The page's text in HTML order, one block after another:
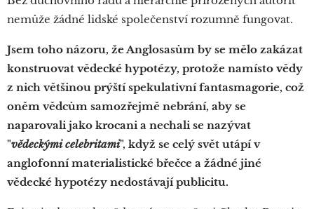
nemůže žádné lidské společenství rozumně fungovat.
Jsem toho názoru, že Anglosasům by se mělo zakázat
konstruovat vědecké hypotézy, protože namísto vědy
z nich většinou prýští spekulativní fantasmagorie, což
oněm vědcům samozřejmě nebrání, aby se
naparovali jako krocani a nechali se nazývat
"vědeckými celebritami", když se celý svět utápí v
anglofonní materialistické břečce a žádné jiné
vědecké hypotézy nedostávají publicitu.